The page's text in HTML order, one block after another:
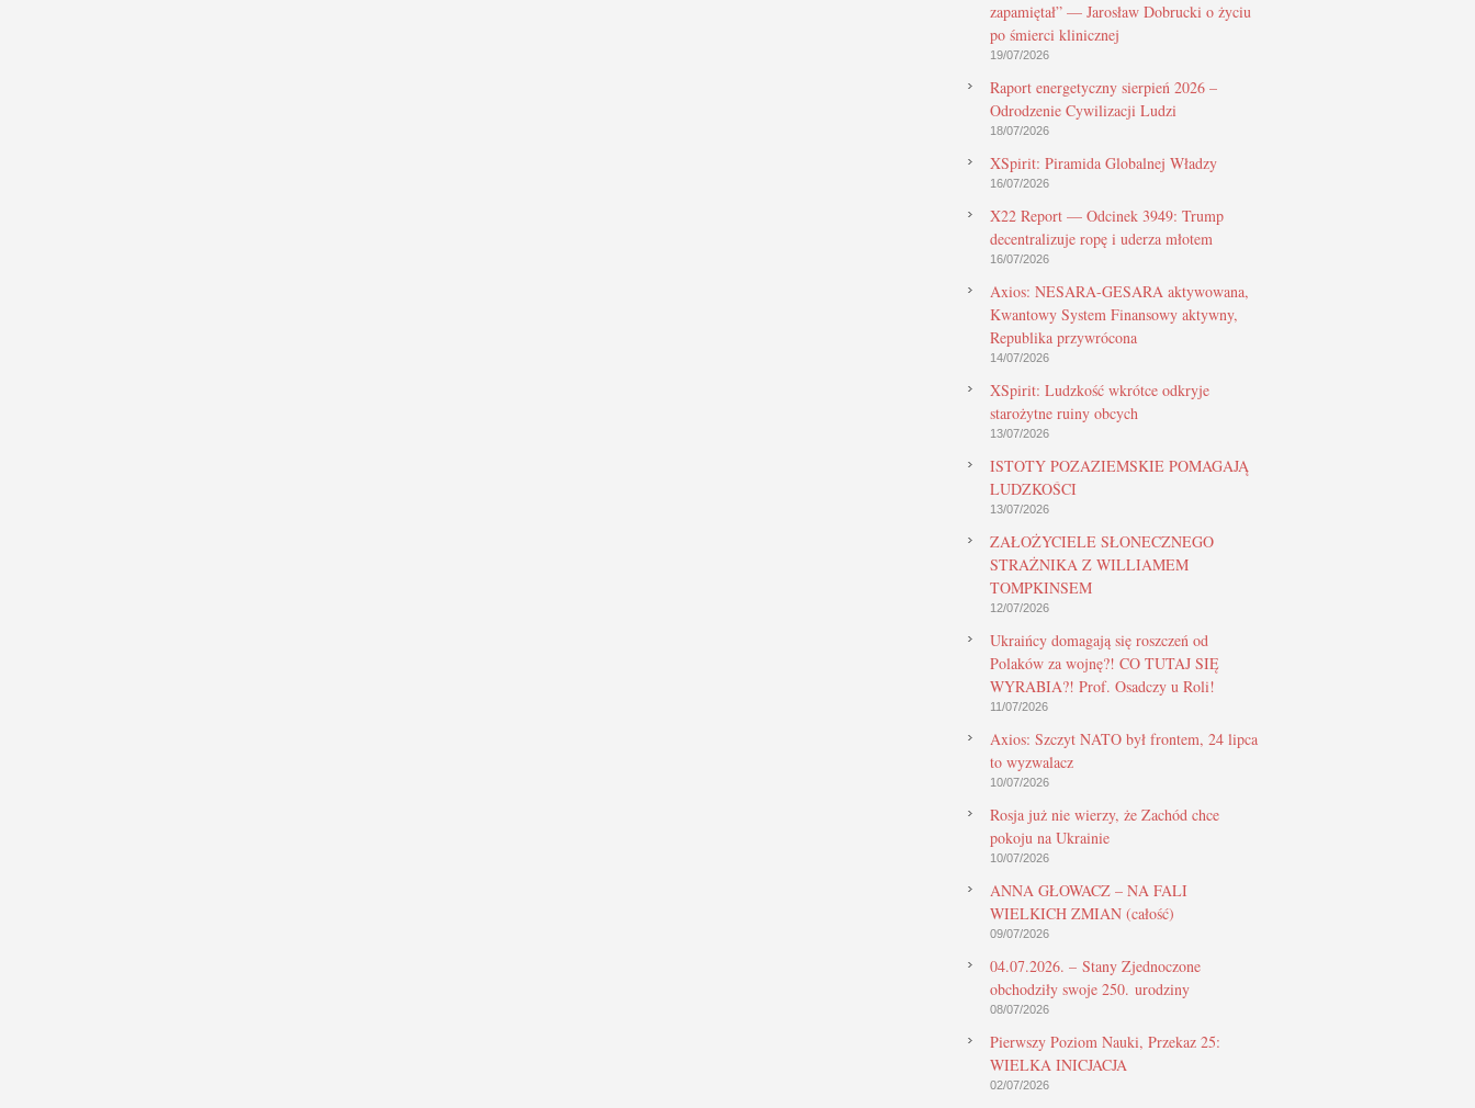
zapamiętał” — Jarosław Dobrucki o życiu
po śmierci klinicznej
19/07/2026
Raport energetyczny sierpień 2026 –
Odrodzenie Cywilizacji Ludzi
18/07/2026
XSpirit: Piramida Globalnej Władzy
16/07/2026
X22 Report — Odcinek 3949: Trump
decentralizuje ropę i uderza młotem
16/07/2026
Axios: NESARA-GESARA aktywowana,
Kwantowy System Finansowy aktywny,
Republika przywrócona
14/07/2026
XSpirit: Ludzkość wkrótce odkryje
starożytne ruiny obcych
13/07/2026
ISTOTY POZAZIEMSKIE POMAGAJĄ
LUDZKOŚCI
13/07/2026
ZAŁOŻYCIELE SŁONECZNEGO
STRAŻNIKA Z WILLIAMEM
TOMPKINSEM
12/07/2026
Ukraińcy domagają się roszczeń od
Polaków za wojnę?! CO TUTAJ SIĘ
WYRABIA?! Prof. Osadczy u Roli!
11/07/2026
Axios: Szczyt NATO był frontem, 24 lipca
to wyzwalacz
10/07/2026
Rosja już nie wierzy, że Zachód chce
pokoju na Ukrainie
10/07/2026
ANNA GŁOWACZ – NA FALI
WIELKICH ZMIAN (całość)
09/07/2026
04.07.2026. – Stany Zjednoczone
obchodziły swoje 250. urodziny
08/07/2026
Pierwszy Poziom Nauki, Przekaz 25:
WIELKA INICJACJA
02/07/2026